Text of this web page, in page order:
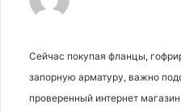
Сейчас покупая фланцы,
запорную арматуру, важно
проверенный интернет